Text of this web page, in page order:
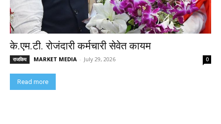
के.एम.टी. रोजंदारी कर्मचारी सेवेत कायम
राजकिय MARKET MEDIA - July 29, 2026 0
Read more